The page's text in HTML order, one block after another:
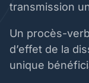
transmission
Un procès-
d’effet de la
unique